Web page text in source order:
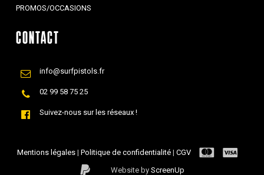
PROMOS/OCCASIONS
CONTACT
info@surfpistols.fr
02 99 58 75 25
Suivez-nous sur les réseaux !
Mentions légales|Politique de confidentialité|CGV
Website byScreenUp